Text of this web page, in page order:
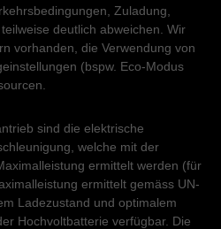
Zuladung,
deutlich abweichen. Wir
vorhanden, die Verwendung von
(bspw. Eco-Modus
sind die elektrische
welche mit der
ermittelt werden (für
ermittelt gemäss UN-
Ladezustand und optimalem
Hochvoltbatterie verfügbar. Die